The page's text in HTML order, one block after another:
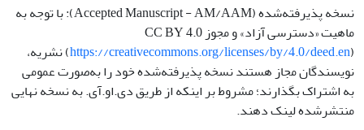
نسخه پذیرفته‌شده (Accepted Manuscript - AM/AAM): با توجه به
ماهیت «دسترسی آزاد» و مجوز CC BY 4.0
(https://creativecommons.org/licenses/by/4.0/deed.en ) نشریه،
نویسندگان مجاز هستند نسخه پذیرفته‌شده خود را به‌صورت عمومی
به اشتراک بگذارند؛ مشروط بر اینکه از طریق دی.او.آی. به نسخه نهایی
منتشرشده لینک دهند.